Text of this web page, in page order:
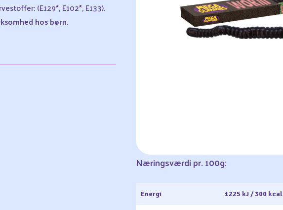
(E129*, E102*, E133).
hos børn.
Næringsværdi pr. 100g:
Energi 1225 kJ / 300 kcal